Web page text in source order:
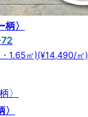
柄〉
1.65㎡)(¥14,490/㎡)